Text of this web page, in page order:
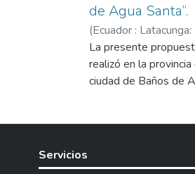
de Agua Santa”.
(Ecuador :
de Cotopaxi (UTC),
Chanaluisa, Alex
Anthony Joel;
La presente
realizó en la
ciudad de Baños de
para dicha gestión se
Servicios